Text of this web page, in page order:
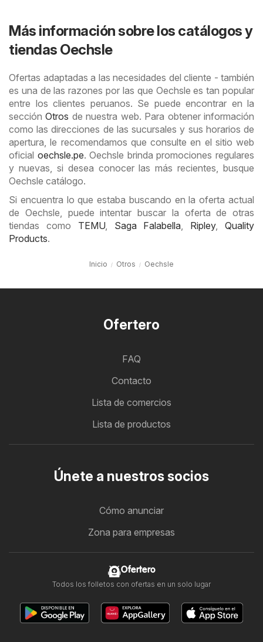
Más información sobre los catálogos y
tiendas Oechsle
Ofertas adaptadas a las necesidades del cliente - también
es una de las razones por las que Oechsle es tan popular
entre los clientes peruanos. Se puede encontrar en la
secciónOtros de nuestra web. Para obtener información
como las direcciones de las sucursales y sus horarios de
apertura, le recomendamos que consulte en el sitio web
oficial oechsle.pe. Oechsle brinda promociones regulares
y nuevas, si desea conocer las más recientes, busque
Oechsle catálogo.
Si encuentra lo que estaba buscando en la oferta actual
de Oechsle, puede intentar buscar la oferta de otras
tiendas como TEMU, Saga Falabella, Ripley,Quality
Products.
Inicio Otros Oechsle
Ofertero
FAQ
Contacto
Lista de comercios
Lista de productos
Únete a nuestros socios
Cómo anunciar
Zona para empresas
Ofertero
Todos los folletos con ofertas en un solo lugar